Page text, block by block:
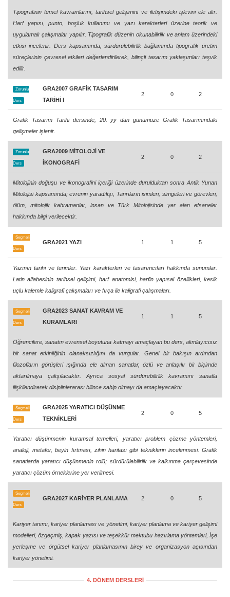
Tipografinin temel kavramlarını, tarihsel gelişimini ve iletişimdeki işlevini ele alır.
Harf yapısı, punto, boşluk kullanımı ve yazı karakterleri üzerine teorik ve
uygulamalı çalışmalar yapılır. Tipografik düzenin okunabilirlik ve anlam üzerindeki
etkisi incelenir. Ders kapsamında, sürdürülebilirlik bağlamında tipografik üretim
süreçlerinin çevresel etkileri değerlendirilerek, bilinçli tasarım yaklaşımları teşvik
edilir.
Zorunlu
Ders
GRA2007 GRAFİK TASARIM
TARİHİ I
2 0 2
Grafik Tasarım Tarihi dersinde, 20. yy dan günümüze Grafik Tasarımındaki
gelişmeler işlenir.
Zorunlu
Ders
GRA2009 MİTOLOJİ VE
İKONOGRAFİ
2 0 2
Mitolojinin doğuşu ve ikonografini içeriği üzerinde durulduktan sonra Antik Yunan
Mitolojisi kapsamında; evrenin yaradılışı, Tanrıların isimleri, simgeleri ve görevleri,
ölüm, mitolojik kahramanlar, insan ve Türk Mitolojisinde yer alan efsaneler
hakkında bilgi verilecektir.
Seçmeli
Ders
GRA2021 YAZI 1 1 5
Yazının tarihi ve terimler. Yazı karakterleri ve tasarımcıları hakkında sunumlar.
Latin alfabesinin tarihsel gelişimi, harf anatomisi, harfin yapısal özellikleri, kesik
uçlu kalemle kaligrafi çalışmaları ve fırça ile kaligrafi çalışmaları.
Seçmeli
Ders
GRA2023 SANAT KAVRAM VE
KURAMLARI
1 1 5
Öğrencilere, sanatın evrensel boyutuna katmayı amaçlayan bu ders, alımlayıcısız
bir sanat etkinliğinin olanaksızlığını da vurgular. Genel bir bakışın ardından
filozofların görüşleri ışığında ele alınan sanatlar, özlü ve anlaşılır bir biçimde
aktarılmaya çalışılacaktır. Ayrıca sosyal sürdürebilirlik kavramını sanatla
ilişkilendirerek disiplinlerarası bilince sahip olmayı da amaçlayacaktır.
Seçmeli
Ders
GRA2025 YARATICI DÜŞÜNME
TEKNİKLERİ
2 0 5
Yaratıcı düşünmenin kuramsal temelleri, yaratıcı problem çözme yöntemleri,
analoji, metafor, beyin fırtınası, zihin haritası gibi tekniklerin incelenmesi. Grafik
sanatlarda yaratıcı düşünmenin rolü; sürdürülebilirlik ve kalkınma çerçevesinde
yaratıcı çözüm örneklerine yer verilmesi.
Seçmeli
Ders
GRA2027 KARİYER PLANLAMA 2 0 5
Kariyer tanımı, kariyer planlaması ve yönetimi, kariyer planlama ve kariyer gelişimi
modelleri, özgeçmiş, kapak yazısı ve teşekkür mektubu hazırlama yöntemleri, İşe
yerleşme ve örgütsel kariyer planlamasının birey ve organizasyon açısından
kariyer yönetimi.
4. DÖNEM DERSLERİ